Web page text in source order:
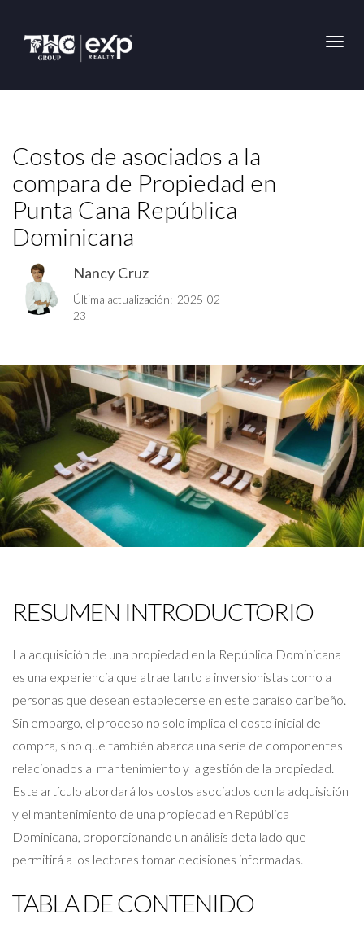
Costos de asociados a la
compara de Propiedad en
Punta Cana República
Dominicana
Nancy Cruz
Última actualización: 2025-02-
23
RESUMEN INTRODUCTORIO
La adquisición de una propiedad en la República Dominicana
es una experiencia que atrae tanto a inversionistas como a
personas que desean establecerse en este paraíso caribeño.
Sin embargo, el proceso no solo implica el costo inicial de
compra, sino que también abarca una serie de componentes
relacionados al mantenimiento y la gestión de la propiedad.
Este artículo abordará los costos asociados con la adquisición
y el mantenimiento de una propiedad en República
Dominicana, proporcionando un análisis detallado que
permitirá a los lectores tomar decisiones informadas.
TABLA DE CONTENIDO